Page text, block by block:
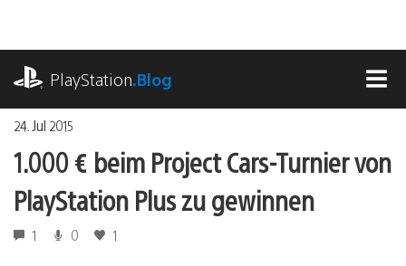
springen
PlayStation.Blog
24. Jul 2015
1.000 € beim Project Cars-Turnier von
PlayStation Plus zu gewinnen
1 0 1